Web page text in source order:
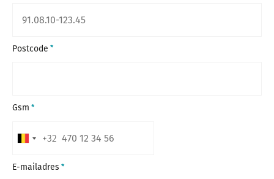
Postcode
Gsm
B
+32
E-mailadres